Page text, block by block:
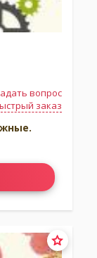
вопрос
заказ